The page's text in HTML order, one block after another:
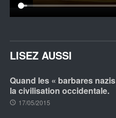
LISEZ AUSSI
Quand les « barbares
la civilisation occidentale.
17/05/2015